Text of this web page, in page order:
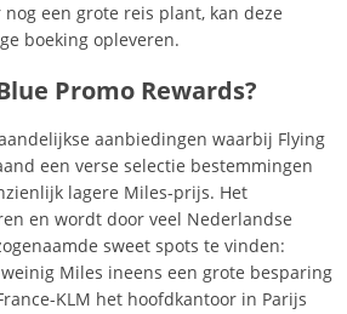
een grote reis plant, kan deze
boeking opleveren.
Promo Rewards?
aanbiedingen waarbij Flying
een verse selectie bestemmingen
lagere Miles-prijs. Het
en wordt door veel Nederlandse
sweet spots te vinden:
Miles ineens een grote besparing
KLM het hoofdkantoor in Parijs